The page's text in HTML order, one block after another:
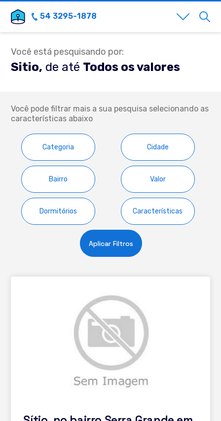
54 3295-1878
Você está pesquisando por:
Sitio, de até Todos os valores
Você pode filtrar mais a sua pesquisa selecionando as
características abaixo
Categoria Cidade
Bairro Valor
Dormitórios Características
Aplicar Filtros